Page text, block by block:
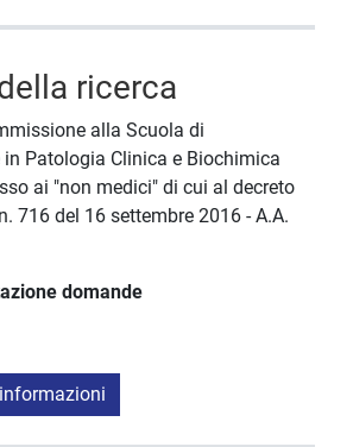
ricerca
alla Scuola di
Patologia Clinica e Biochimica
ai "non medici" di cui al decreto
716 del 16 settembre 2016 - A.A.
domande